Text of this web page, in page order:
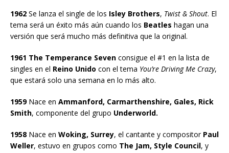
1962 Se lanza el single de los Isley Brothers, Twist & Shout. El
tema será un éxito más aún cuando los Beatles hagan una
versión que será mucho más definitiva que la original.
1961 The Temperance Seven consigue el #1 en la lista de
singles en el Reino Unido con el tema You’re Driving Me Crazy,
que estará solo una semana en lo más alto.
1959Nace en Ammanford, Carmarthenshire, Gales, Rick
Smith, componente del grupo Underworld.
1958 Nace en Woking, Surrey, el cantante y compositor Paul
Weller, estuvo en grupos como The Jam, Style Council, y